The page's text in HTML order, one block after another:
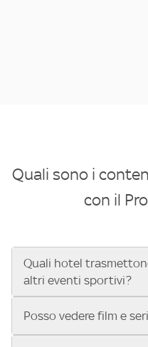
Quali sono i
con il
Quali hotel
altri eventi sportivi?
Se cerchi un hotel dove
Posso vedere film e